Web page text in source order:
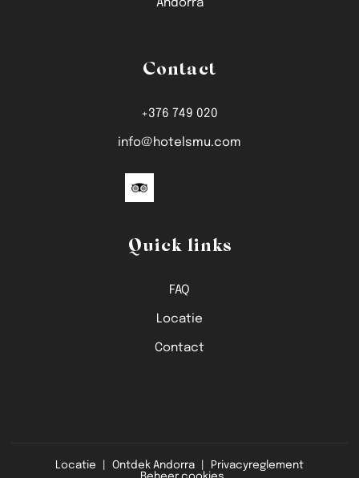
Andorra
Contact
+376 749 020
info@hotelsmu.com
Quick links
FAQ
Locatie
Contact
Locatie Ontdek Andorra
Privacyreglement